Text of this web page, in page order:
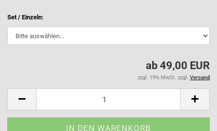
Set / Einzeln:
ab 49,00 EUR
zzgl. 19% MwSt. zzgl. Versand